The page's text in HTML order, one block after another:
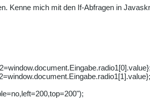
Kenne mich mit den If-Abfragen in